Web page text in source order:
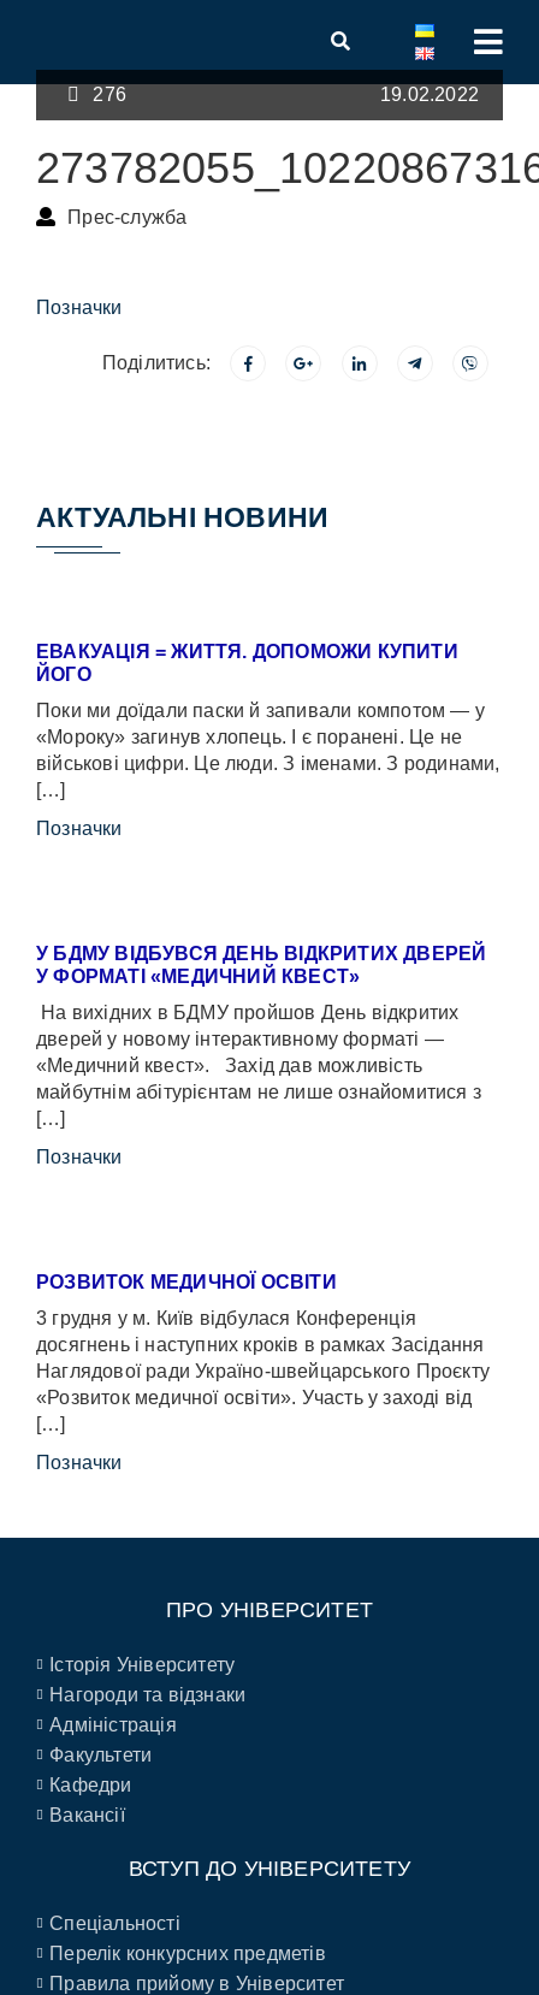
276 19.02.2022
Прес-служба
Позначки
Поділитись:
АКТУАЛЬНІ НОВИНИ
ЕВАКУАЦІЯ = ЖИТТЯ. ДОПОМОЖИ КУПИТИ
ЙОГО
Поки ми доїдали паски й запивали компотом — у
«Мороку» загинув хлопець. І є поранені. Це не
військові цифри. Це люди. З іменами. З родинами,
[…]
Позначки
У БДМУ ВІДБУВСЯ ДЕНЬ ВІДКРИТИХ ДВЕРЕЙ
У ФОРМАТІ «МЕДИЧНИЙ КВЕСТ»
На вихідних в БДМУ пройшов День відкритих
дверей у новому інтерактивному форматі —
«Медичний квест». Захід дав можливість
майбутнім абітурієнтам не лише ознайомитися з
[…]
Позначки
РОЗВИТОК МЕДИЧНОЇ ОСВІТИ
3 грудня у м. Київ відбулася Конференція
досягнень і наступних кроків в рамках Засідання
Наглядової ради Україно-швейцарського Проєкту
«Розвиток медичної освіти». Участь у заході від
[…]
Позначки
ПРО УНІВЕРСИТЕТ
Історія Університету
Нагороди та відзнаки
Адміністрація
Факультети
Кафедри
Вакансії
ВСТУП ДО УНІВЕРСИТЕТУ
Спеціальності
Перелік конкурсних предметів
Правила прийому в Університет